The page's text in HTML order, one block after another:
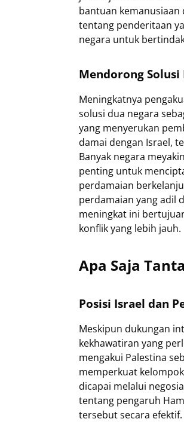
bantuan
tentang penderitaan
negara untuk
Mendorong Solusi
Meningkatnya
solusi dua negara
yang menyerukan
damai dengan Israel,
Banyak negara
penting untuk
perdamaian
perdamaian yang adil
meningkat ini
konflik yang lebih jauh.
Apa Saja
Posisi Israel dan
Meskipun dukungan
kekhawatiran yang
mengakui Palestina
memperkuat
dicapai melalui
tentang pengaruh
tersebut secara